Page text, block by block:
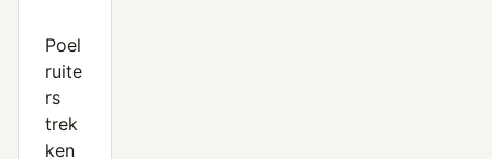
Poel
ruite
rs
trek
ken